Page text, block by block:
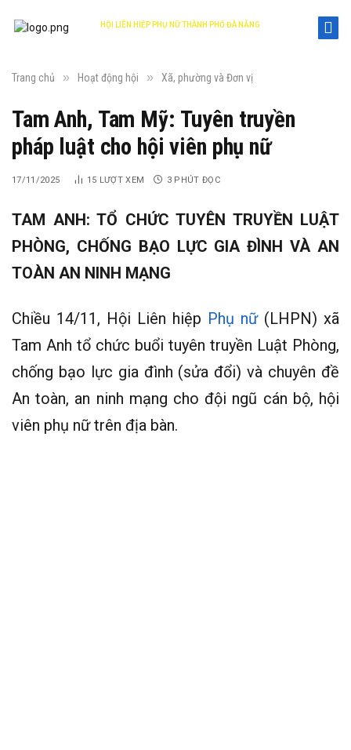
HỘI LIÊN HIỆP PHỤ NỮ THÀNH PHỐ ĐÀ NẴNG
DANANG WOMEN'S UNION
Trang chủ » Hoạt động hội » Xã, phường và Đơn vị
Tam Anh, Tam Mỹ: Tuyên truyền
pháp luật cho hội viên phụ nữ
17/11/2025 15 LƯỢT XEM 3 PHÚT ĐỌC
TAM ANH: TỔ CHỨC TUYÊN TRUYỀN LUẬT
PHÒNG, CHỐNG BẠO LỰC GIA ĐÌNH VÀ AN
TOÀN AN NINH MẠNG
Chiều 14/11, Hội Liên hiệp Phụ nữ(LHPN) xã
Tam Anh tổ chức buổi tuyên truyền Luật Phòng,
chống bạo lực gia đình (sửa đổi) và chuyên đề
An toàn, an ninh mạng cho đội ngũ cán bộ, hội
viên phụ nữ trên địa bàn.